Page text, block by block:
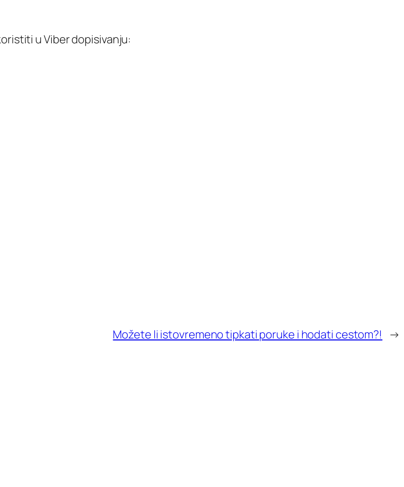
u Viber dopisivanju:
Možete li istovremeno tipkati poruke i hodati cestom?! →